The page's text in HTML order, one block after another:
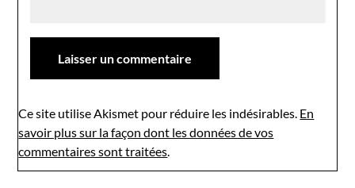
Ce site utilise Akismet pour réduire les indésirables. En
savoir plus sur la façon dont les données de vos
commentaires sont traitées.